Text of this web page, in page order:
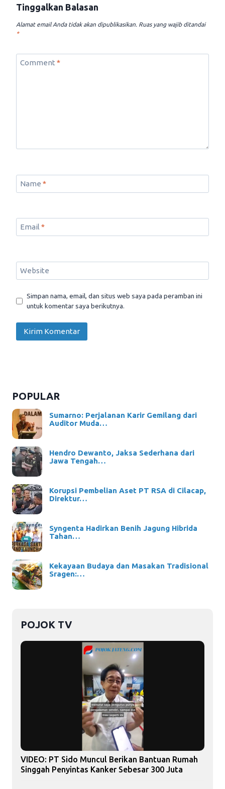
Tinggalkan Balasan
Alamat email Anda tidak akan dipublikasikan. Ruas yang wajib ditandai
*
Comment *
Name *
Email *
Website
Simpan nama, email, dan situs web saya pada peramban ini
untuk komentar saya berikutnya.
POPULAR
Sumarno: Perjalanan Karir Gemilang dari
Auditor Muda…
Hendro Dewanto, Jaksa Sederhana dari
Jawa Tengah…
Korupsi Pembelian Aset PT RSA di Cilacap,
Direktur…
Syngenta Hadirkan Benih Jagung Hibrida
Tahan…
Kekayaan Budaya dan Masakan Tradisional
Sragen:…
POJOK TV
VIDEO: PT Sido Muncul Berikan Bantuan Rumah
Singgah Penyintas Kanker Sebesar 300 Juta